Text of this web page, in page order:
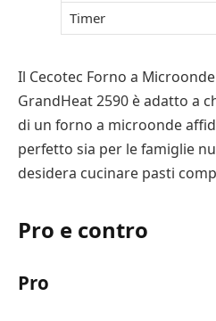
Timer
Il Cecotec Forno a
GrandHeat 2590 è adatto a
di un forno a microonde
perfetto sia per le famiglie
desidera cucinare pasti
Pro e contro
Pro